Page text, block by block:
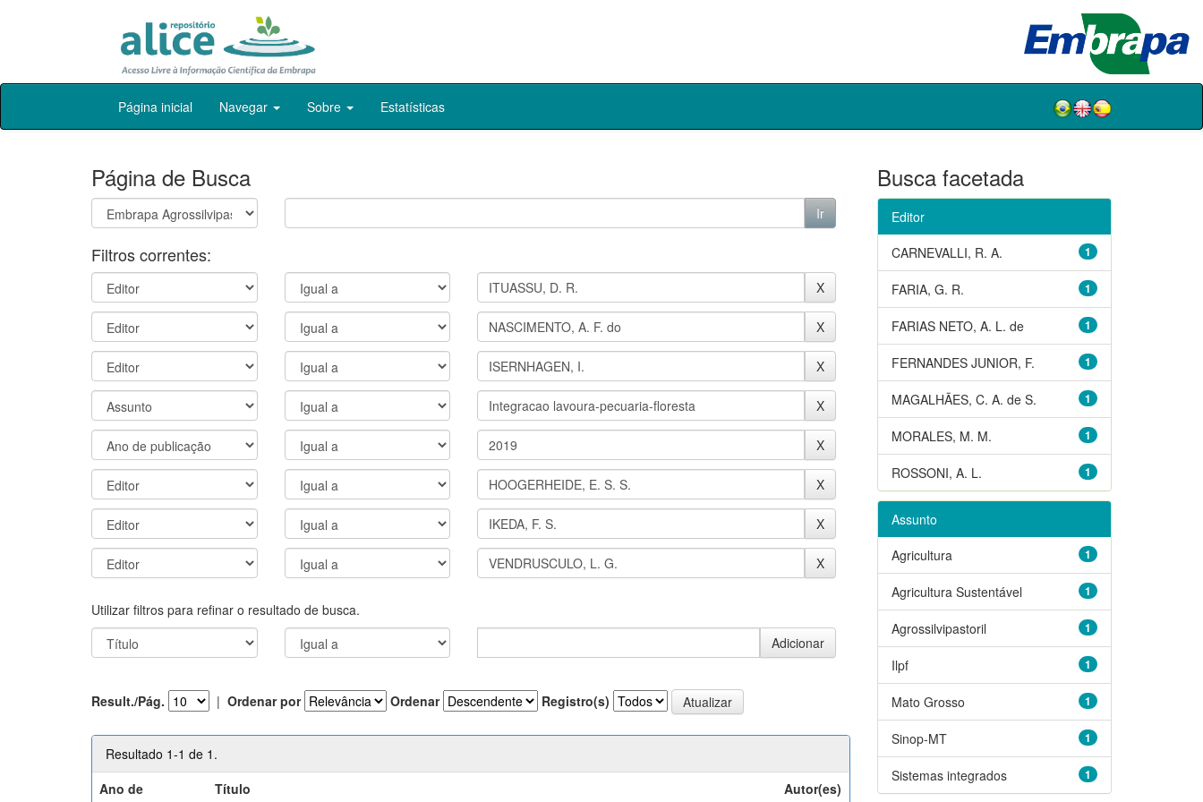
Skip
Página inicial Navegar Sobre Estatísticas
Página de Busca
Filtros correntes:
Utilizar filtros para refinar o resultado de busca.
Result./Pág. | Ordenar por Ordenar Registro(s)
Resultado 1-1 de 1.
Ano de
Título Autor(es)
Busca facetada
Editor
1
CARNEVALLI, R. A.
1
FARIA, G. R.
1
FARIAS NETO, A. L. de
1
FERNANDES JUNIOR, F.
1
MAGALHÃES, C. A. de S.
1
MORALES, M. M.
1
ROSSONI, A. L.
Assunto
1
Agricultura
1
Agricultura Sustentável
1
Agrossilvipastoril
1
Ilpf
1
Mato Grosso
1
Sinop-MT
1
Sistemas integrados